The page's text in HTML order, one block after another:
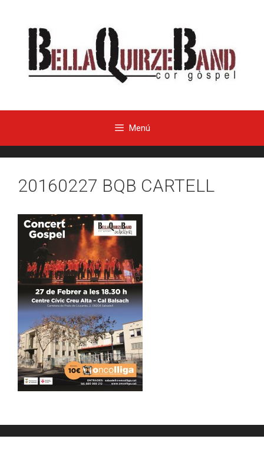
Menú
20160227 BQB CARTELL